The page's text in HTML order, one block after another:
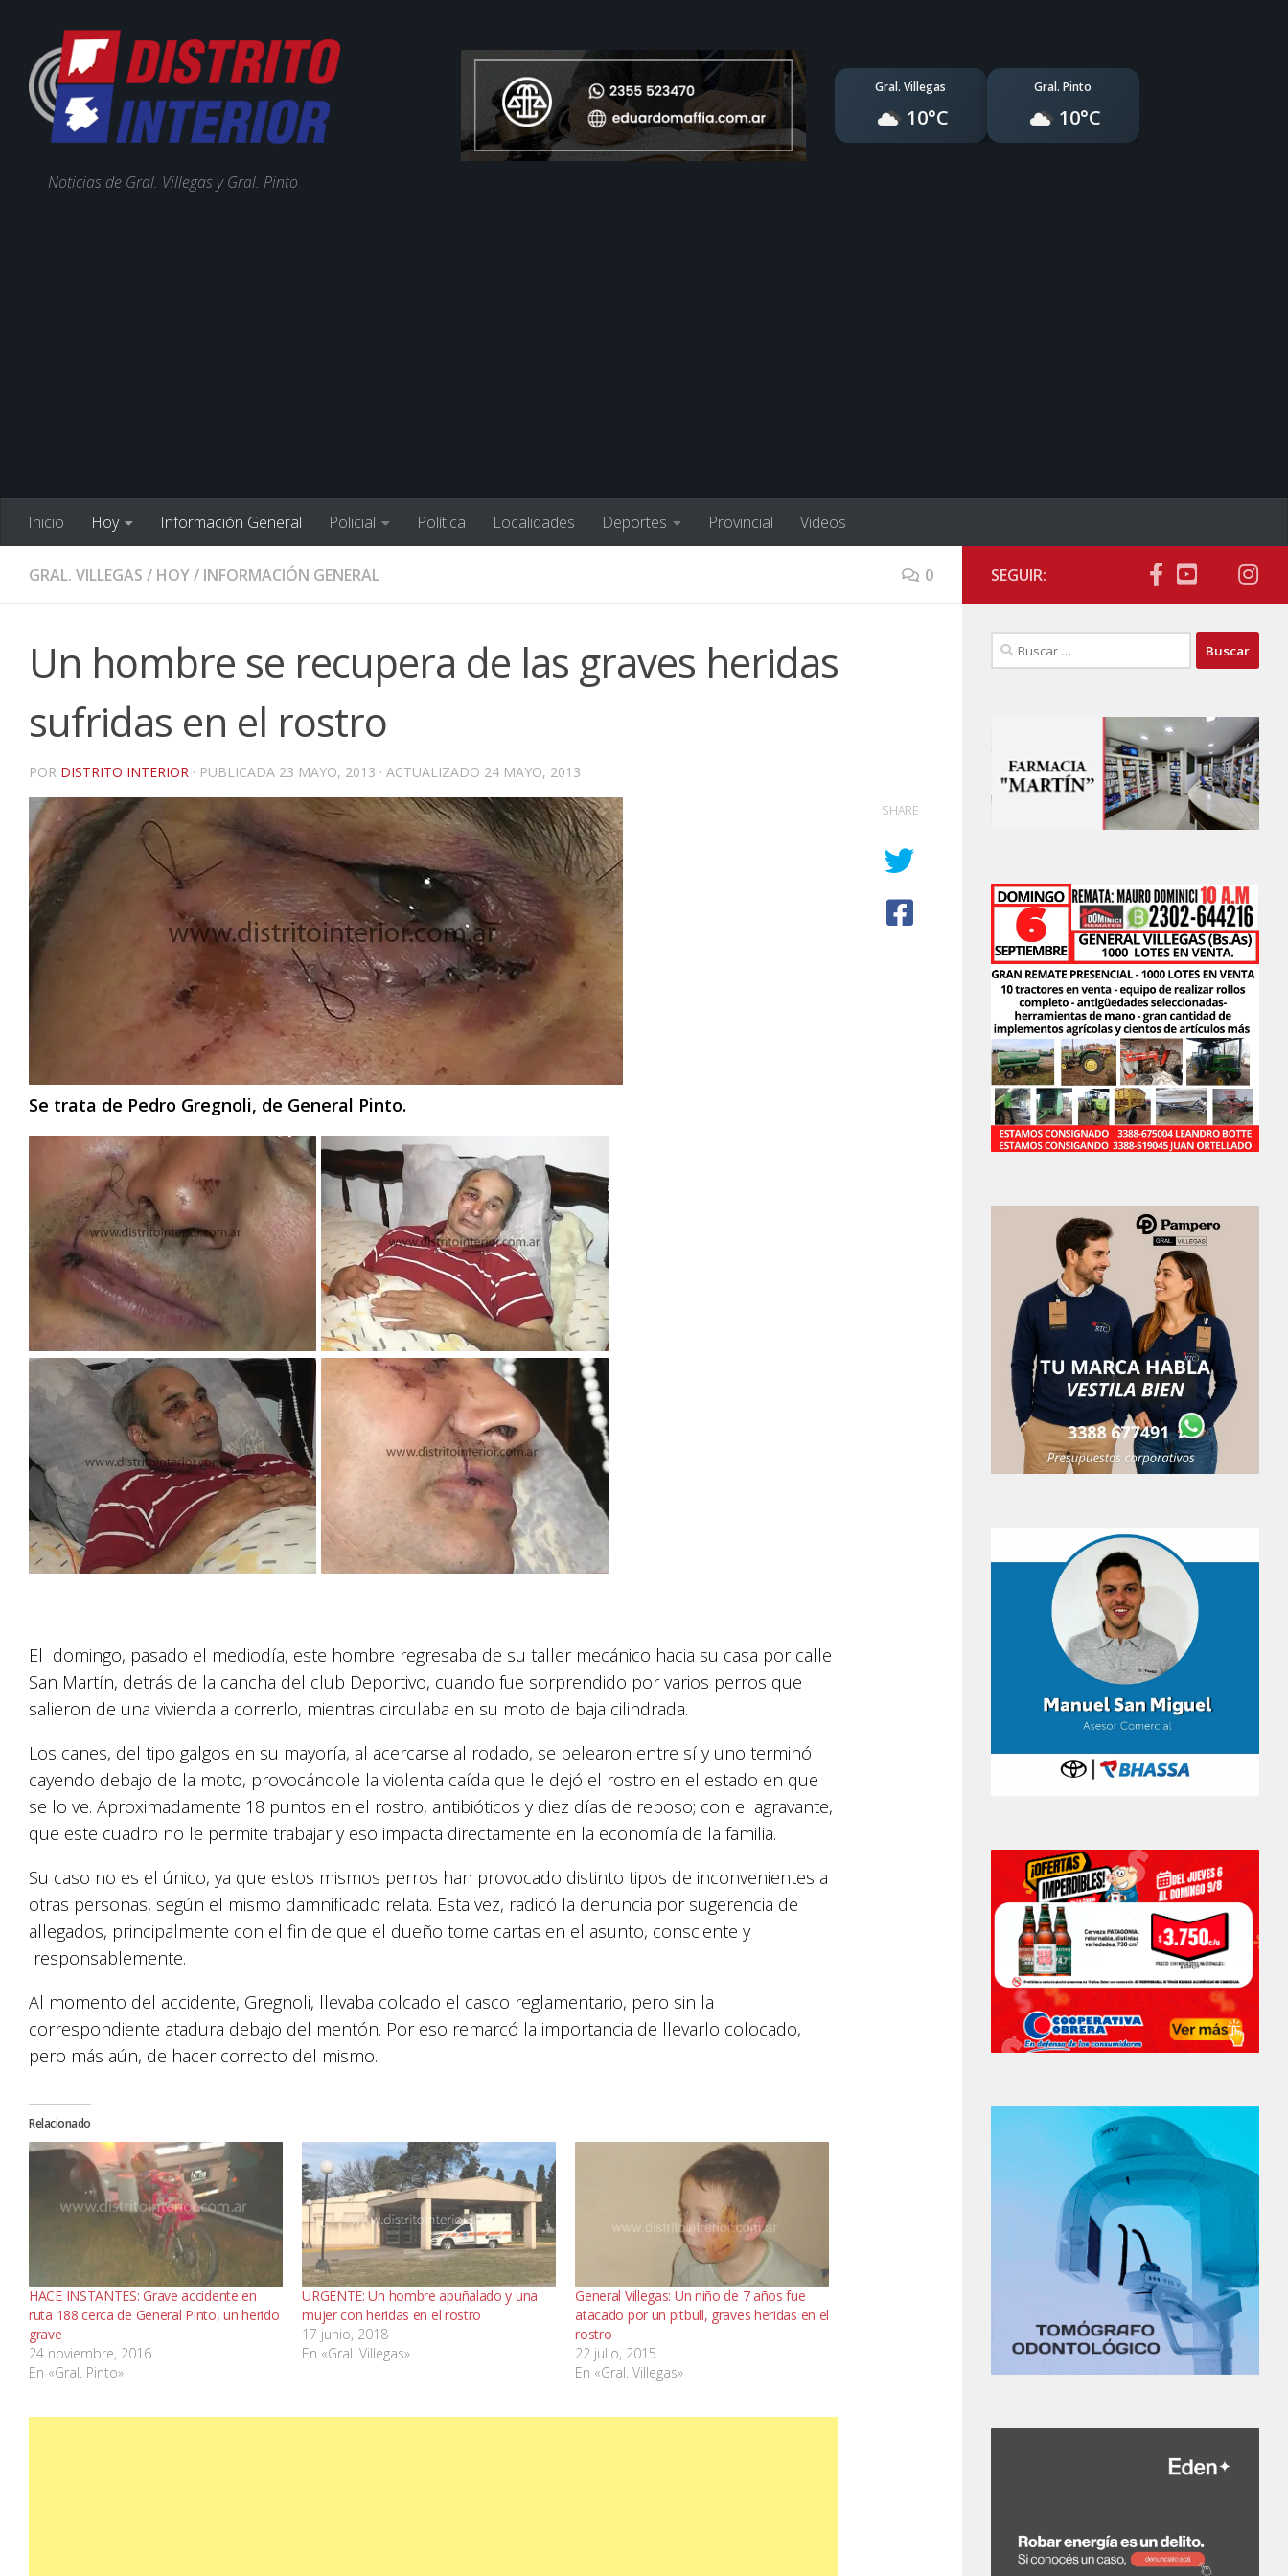
Noticias de Gral. Villegas y Gral. Pinto
Gral. Villegas
10°C
Gral. Pinto
10°C
Inicio Hoy Información General Policial Política Localidades Deportes Provincial Videos
GRAL. VILLEGAS / HOY/ INFORMACIÓN GENERAL 0
Un hombre se recupera de las graves heridas
sufridas en el rostro
POR DISTRITO INTERIOR · PUBLICADA 23 MAYO, 2013 · ACTUALIZADO 24 MAYO, 2013
Se trata de Pedro Gregnoli, de General Pinto.
El domingo, pasado el mediodía, este hombre regresaba de su taller mecánico hacia su casa por calle
San Martín, detrás de la cancha del club Deportivo, cuando fue sorprendido por varios perros que
salieron de una vivienda a correrlo, mientras circulaba en su moto de baja cilindrada.
Los canes, del tipo galgos en su mayoría, al acercarse al rodado, se pelearon entre sí y uno terminó
cayendo debajo de la moto, provocándole la violenta caída que le dejó el rostro en el estado en que
se lo ve. Aproximadamente 18 puntos en el rostro, antibióticos y diez días de reposo; con el agravante,
que este cuadro no le permite trabajar y eso impacta directamente en la economía de la familia.
Su caso no es el único, ya que estos mismos perros han provocado distinto tipos de inconvenientes a
otras personas, según el mismo damnificado relata. Esta vez, radicó la denuncia por sugerencia de
allegados, principalmente con el fin de que el dueño tome cartas en el asunto, consciente y
responsablemente.
Al momento del accidente, Gregnoli, llevaba colcado el casco reglamentario, pero sin la
correspondiente atadura debajo del mentón. Por eso remarcó la importancia de llevarlo colocado,
pero más aún, de hacer correcto del mismo.
Relacionado
HACE INSTANTES: Grave accidente en
ruta 188 cerca de General Pinto, un herido
grave
24 noviembre, 2016
En «Gral. Pinto»
URGENTE: Un hombre apuñalado y una
mujer con heridas en el rostro
17 junio, 2018
En «Gral. Villegas»
General Villegas: Un niño de 7 años fue
atacado por un pitbull, graves heridas en el
rostro
22 julio, 2015
En «Gral. Villegas»
SHARE
SEGUIR:
Buscar: